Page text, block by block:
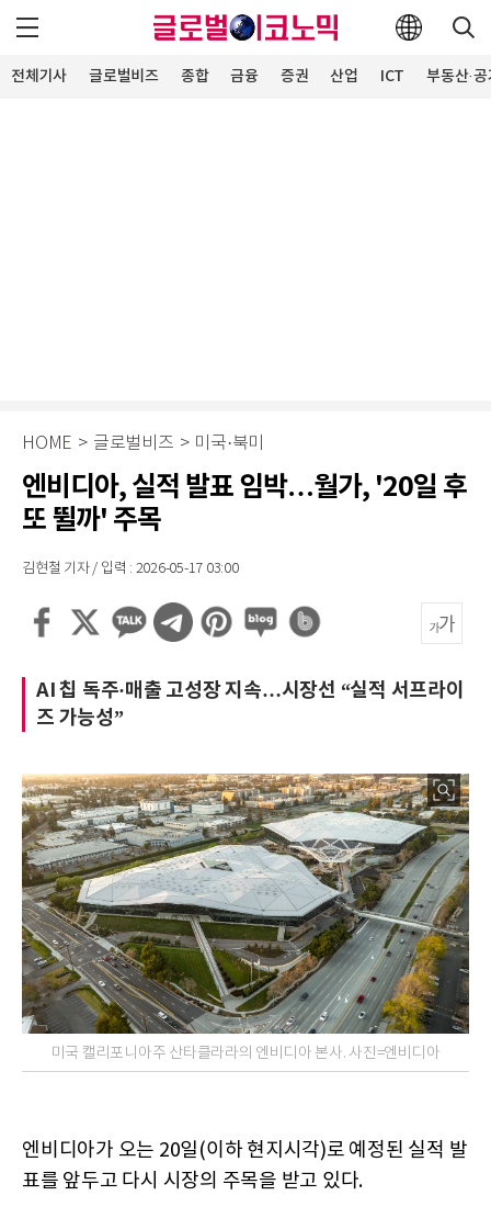
전체기사 글로벌비즈 종합 금융 증권 산업 ICT 부동산·
HOME > 글로벌비즈 > 미국·북미
엔비디아, 실적 발표 임박…월가, '20일 후
또 뛸까' 주목
김현철 기자 / 입력 : 2026-05-17 03:00
AI 칩 독주·매출 고성장 지속…시장선 “실적 서프라이
즈 가능성”
미국 캘리포니아주 산타클라라의 엔비디아 본사. 사진=엔비디아
엔비디아가 오는 20일(이하 현지시각)로 예정된 실적 발
표를 앞두고 다시 시장의 주목을 받고 있다.